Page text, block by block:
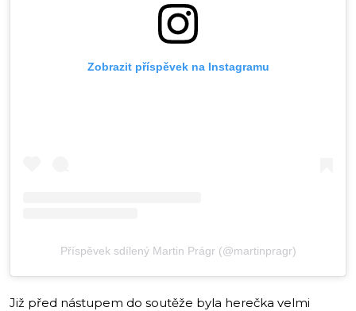
Zobrazit příspěvek na Instagramu
Příspěvek sdílený Martin Prágr (@martinpragr)
Již před nástupem do soutěže byla herečka velmi